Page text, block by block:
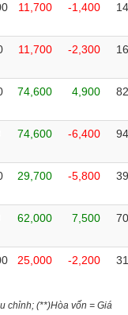
11,700 -1,400
11,700 -2,300
74,600 4,900
74,600 -6,400
29,700 -5,800
62,000 7,500
25,000 -2,200
chỉnh; (**)Hòa vốn = Giá